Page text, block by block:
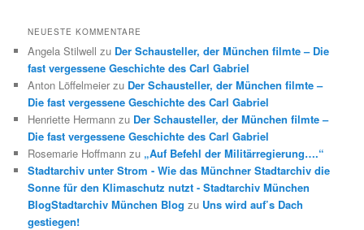
NEUESTE KOMMENTARE
Angela Stilwell zu Der Schausteller, der München filmte – Die
fast vergessene Geschichte des Carl Gabriel
Anton Löffelmeier zu Der Schausteller, der München filmte –
Die fast vergessene Geschichte des Carl Gabriel
Henriette Hermann zu Der Schausteller, der München filmte –
Die fast vergessene Geschichte des Carl Gabriel
Rosemarie Hoffmann zu „Auf Befehl der Militärregierung….“
Stadtarchiv unter Strom - Wie das Münchner Stadtarchiv die
Sonne für den Klimaschutz nutzt - Stadtarchiv München
BlogStadtarchiv München Blog zu Uns wird auf’s Dach
gestiegen!